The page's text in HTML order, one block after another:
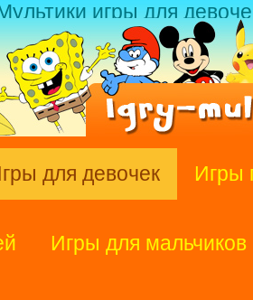
игры для
для девочек Игры
Игры для мальчиков